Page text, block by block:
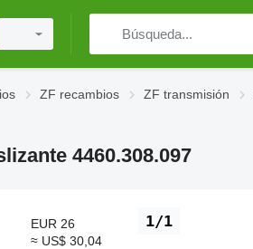
ZF recambios ZF transmisión
4460.308.097
1/1
EUR 26
≈ US$ 30,04